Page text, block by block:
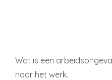
Wat is een
naar het werk.